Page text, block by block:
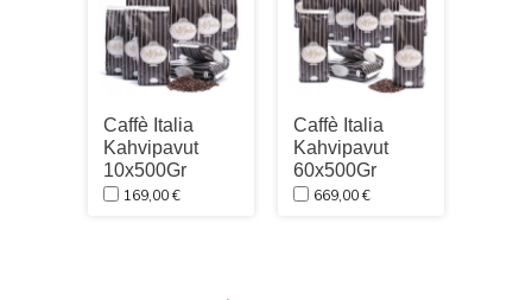
Caffè Italia
Kahvipavut
10x500Gr
169,00 €
Caffè Italia
Kahvipavut
60x500Gr
669,00 €